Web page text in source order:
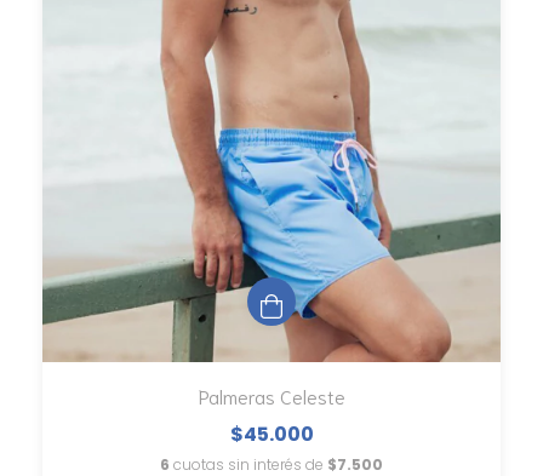
Palmeras Celeste
$45.000
6 cuotas sin interés de $7.500